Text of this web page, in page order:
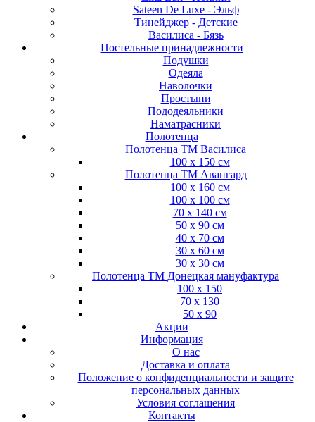
Sateen De Luxe - Эльф
Тинейджер - Детские
Василиса - Бязь
Постельные принадлежности
Подушки
Одеяла
Наволочки
Простыни
Пододеяльники
Наматрасники
Полотенца
Полотенца ТМ Василиса
100 х 150 см
Полотенца ТМ Авангард
100 х 160 см
100 х 100 см
70 х 140 см
50 х 90 см
40 х 70 см
30 х 60 см
30 х 30 см
Полотенца ТМ Донецкая мануфактура
100 х 150
70 х 130
50 х 90
Акции
Информация
О нас
Доставка и оплата
Положение о конфиденциальности и защите
персональных данных
Условия соглашения
Контакты